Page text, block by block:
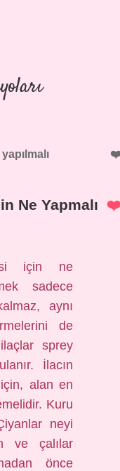
Ne Yapmalı
için ne
sadece
aynı
de
sprey
İlacın
alan en
Kuru
neyi
ve çalılar
önce